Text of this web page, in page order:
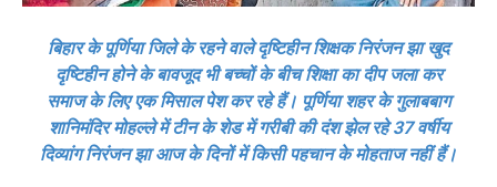
बिहार के पूर्णिया जिले के रहने वाले दृष्टिहीन शिक्षक निरंजन झा खुद
दृष्टिहीन होने के बावजूद भी बच्चों के बीच शिक्षा का दीप जला कर
समाज के लिए एक मिसाल पेश कर रहे हैं। पूर्णिया शहर के गुलाबबाग
शानिमंदिर मोहल्ले में टीन के शेड में गरीबी की दंश झेल रहे 37 वर्षीय
दिव्यांग निरंजन झा आज के दिनों में किसी पहचान के मोहताज नहीं हैं।